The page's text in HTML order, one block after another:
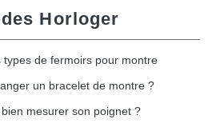
Horloger
types de fermoirs pour montre
un bracelet de montre ?
mesurer son poignet ?